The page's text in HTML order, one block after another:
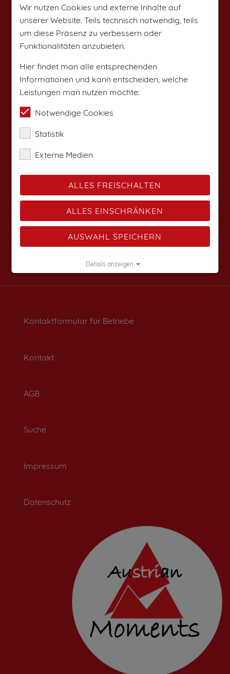
Kontaktformular für Betriebe
Kontakt
AGB
Suche
Impressum
Datenschutz
Wir nutzen Cookies und externe Inhalte auf
unserer Website. Teils technisch notwendig, teils
um diese Präsenz zu verbessern oder
Funktionalitäten anzubieten.
Hier findet man alle entsprechenden
Informationen und kann entscheiden, welche
Leistungen man nutzen möchte:
Notwendige Cookies
Statistik
Externe Medien
ALLES FREISCHALTEN
ALLES EINSCHRÄNKEN
AUSWAHL SPEICHERN
Details anzeigen
Impressum|Datenschutz